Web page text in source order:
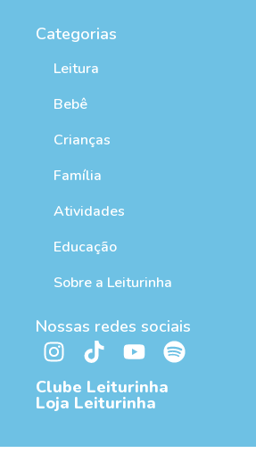
Categorias
Leitura
Bebê
Crianças
Família
Atividades
Educação
Sobre a Leiturinha
Nossas redes sociais
Clube Leiturinha
Loja Leiturinha